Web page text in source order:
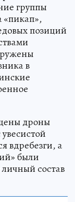
группы
«пикап»,
позиций
в
дроны
вдребезги, а
были
состав